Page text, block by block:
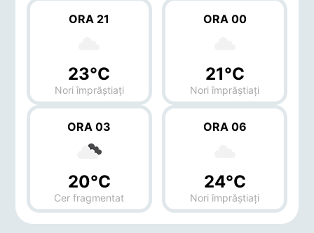
ORA 21
23°C
Nori împrăștiați
ORA 00
21°C
Nori împrăștiați
ORA 03
20°C
Cer fragmentat
ORA 06
24°C
Nori împrăștiați